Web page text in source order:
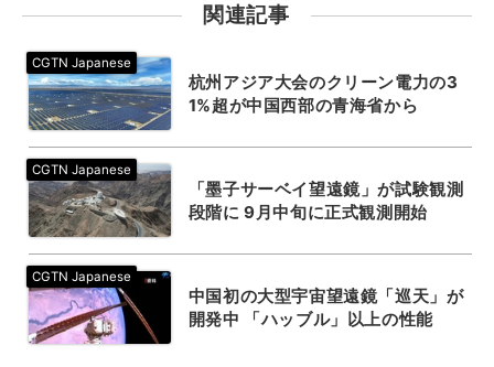
関連記事
杭州アジア大会のクリーン電力の3
1%超が中国西部の青海省から
「墨子サーベイ望遠鏡」が試験観測
段階に 9月中旬に正式観測開始
中国初の大型宇宙望遠鏡「巡天」が
開発中 「ハッブル」以上の性能